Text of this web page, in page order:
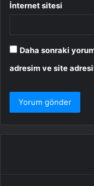
İnternet sitesi
Daha sonraki
adresim ve site